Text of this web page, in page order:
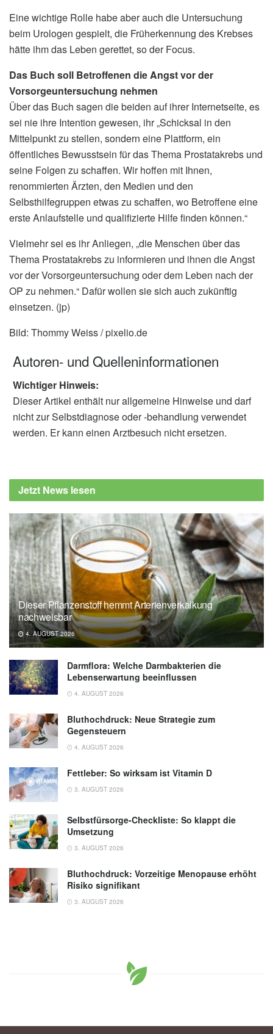
Eine wichtige Rolle habe aber auch die Untersuchung
beim Urologen gespielt, die Früherkennung des Krebses
hätte ihm das Leben gerettet, so der Focus.
Das Buch soll Betroffenen die Angst vor der
Vorsorgeuntersuchung nehmen
Über das Buch sagen die beiden auf ihrer Internetseite, es
sei nie ihre Intention gewesen, ihr „Schicksal in den
Mittelpunkt zu stellen, sondern eine Plattform, ein
öffentliches Bewusstsein für das Thema Prostatakrebs und
seine Folgen zu schaffen. Wir hoffen mit Ihnen,
renommierten Ärzten, den Medien und den
Selbsthilfegruppen etwas zu schaffen, wo Betroffene eine
erste Anlaufstelle und qualifizierte Hilfe finden können.“
Vielmehr sei es ihr Anliegen, „die Menschen über das
Thema Prostatakrebs zu informieren und ihnen die Angst
vor der Vorsorgeuntersuchung oder dem Leben nach der
OP zu nehmen.“ Dafür wollen sie sich auch zukünftig
einsetzen. (jp)
Bild: Thommy Weiss / pixelio.de
Autoren- und Quelleninformationen
Wichtiger Hinweis:
Dieser Artikel enthält nur allgemeine Hinweise und darf
nicht zur Selbstdiagnose oder -behandlung verwendet
werden. Er kann einen Arztbesuch nicht ersetzen.
Jetzt News lesen
Dieser Pflanzenstoff hemmt Arterienverkalkung
nachweisbar
4. AUGUST 2026
Darmflora: Welche Darmbakterien die
Lebenserwartung beeinflussen
4. AUGUST 2026
Bluthochdruck: Neue Strategie zum
Gegensteuern
4. AUGUST 2026
Fettleber: So wirksam ist Vitamin D
3. AUGUST 2026
Selbstfürsorge-Checkliste: So klappt die
Umsetzung
3. AUGUST 2026
Bluthochdruck: Vorzeitige Menopause erhöht
Risiko signifikant
3. AUGUST 2026